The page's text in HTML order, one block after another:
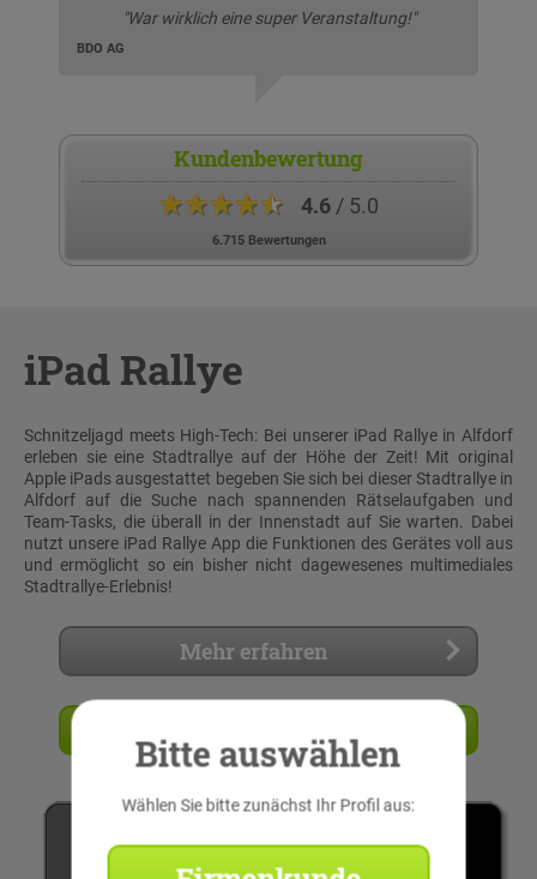
"War wirklich eine super Veranstaltung!"
BDO AG
Kundenbewertung
★★★★★ 4.6/ 5.0
6.715 Bewertungen
iPad Rallye
Schnitzeljagd meets High-Tech: Bei unserer iPad Rallye in Alfdorf
erleben sie eine Stadtrallye auf der Höhe der Zeit! Mit original
Apple iPads ausgestattet begeben Sie sich bei dieser Stadtrallye in
Alfdorf auf die Suche nach spannenden Rätselaufgaben und
Team-Tasks, die überall in der Innenstadt auf Sie warten. Dabei
nutzt unsere iPad Rallye App die Funktionen des Gerätes voll aus
und ermöglicht so ein bisher nicht dagewesenes multimediales
Stadtrallye-Erlebnis!
Mehr erfahren
Bitte auswählen
Wählen Sie bitte zunächst Ihr Profil aus: